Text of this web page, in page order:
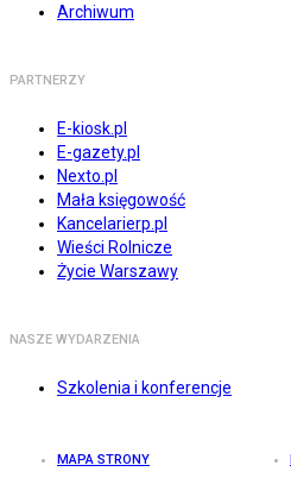
Archiwum
PARTNERZY
E-kiosk.pl
E-gazety.pl
Nexto.pl
Mała księgowość
Kancelarierp.pl
Wieści Rolnicze
Życie Warszawy
NASZE WYDARZENIA
Szkolenia i konferencje
MAPA STRONY